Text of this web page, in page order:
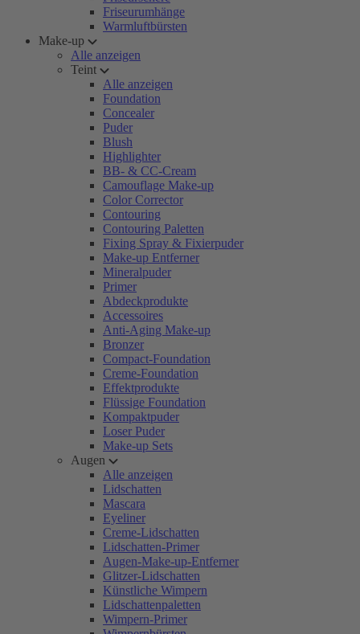
Friseurumhänge
Warmluftbürsten
Make-up
Alle anzeigen
Teint
Alle anzeigen
Foundation
Concealer
Puder
Blush
Highlighter
BB- & CC-Cream
Camouflage Make-up
Color Corrector
Contouring
Contouring Paletten
Fixing Spray & Fixierpuder
Make-up Entferner
Mineralpuder
Primer
Abdeckprodukte
Accessoires
Anti-Aging Make-up
Bronzer
Compact-Foundation
Creme-Foundation
Effektprodukte
Flüssige Foundation
Kompaktpuder
Loser Puder
Make-up Sets
Augen
Alle anzeigen
Lidschatten
Mascara
Eyeliner
Creme-Lidschatten
Lidschatten-Primer
Augen-Make-up-Entferner
Glitzer-Lidschatten
Künstliche Wimpern
Lidschattenpaletten
Wimpern-Primer